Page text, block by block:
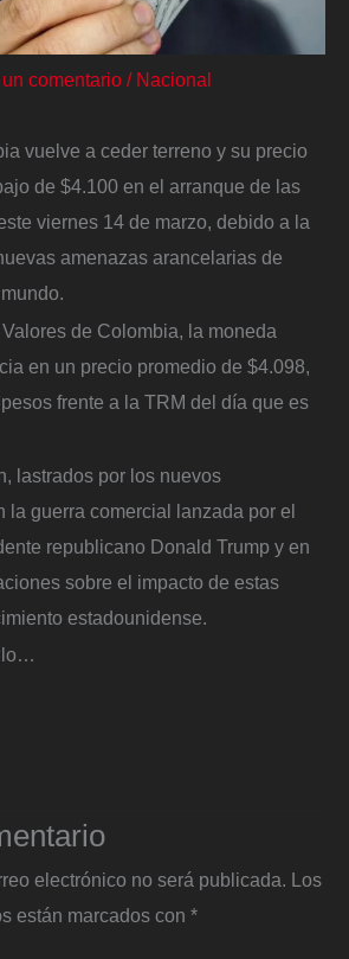
comentario / Nacional
vuelve a ceder terreno y su precio
de $4.100 en el arranque de las
viernes 14 de marzo, debido a la
amenazas arancelarias de
de Colombia, la moneda
en un precio promedio de $4.098,
frente a la TRM del día que es
lastrados por los nuevos
la guerra comercial lanzada por el
republicano Donald Trump y en
sobre el impacto de estas
estadounidense.
electrónico no será publicada.
Los
están marcados con *